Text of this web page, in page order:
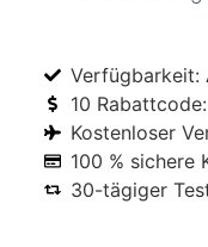
Verfügbarkeit:
10
Kostenloser
100 % sichere
30-tägiger